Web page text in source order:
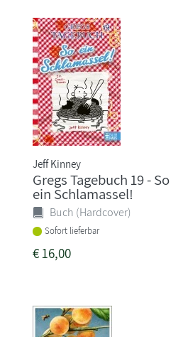
Jeff Kinney
Gregs Tagebuch 19 - So
ein Schlamassel!
Buch (Hardcover)
Sofort lieferbar
€16,00